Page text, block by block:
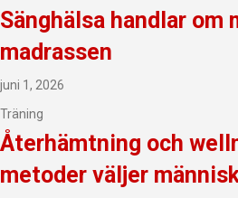
Sänghälsa handlar om
madrassen
juni 1, 2026
Träning
Återhämtning och
metoder väljer